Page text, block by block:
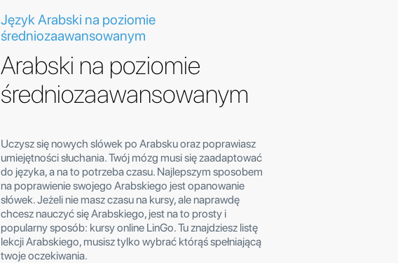
Język Arabski na poziomie
średniozaawansowanym
Arabski na poziomie
średniozaawansowanym
Uczysz się nowych slówek po Arabsku oraz poprawiasz
umiejętności słuchania. Twój mózg musi się zaadaptować
do języka, a na to potrzeba czasu. Najlepszym sposobem
na poprawienie swojego Arabskiego jest opanowanie
słówek. Jeżeli nie masz czasu na kursy, ale naprawdę
chcesz nauczyć się Arabskiego, jest na to prosty i
popularny sposób: kursy online LinGo. Tu znajdziesz listę
lekcji Arabskiego, musisz tylko wybrać którąś spełniającą
twoje oczekiwania.